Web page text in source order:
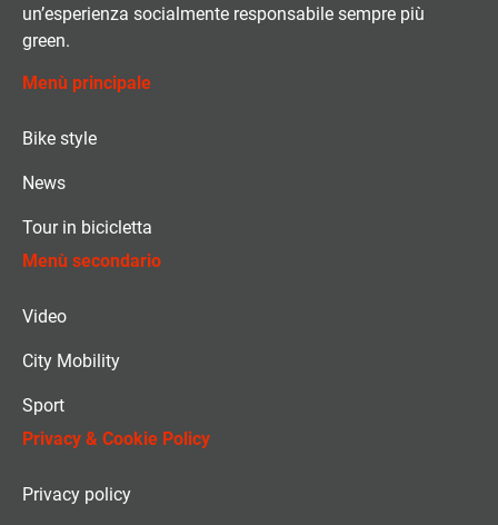
un’esperienza socialmente responsabile sempre più
green.
Menù principale
Bike style
News
Tour in bicicletta
Menù secondario
Video
City Mobility
Sport
Privacy & Cookie Policy
Privacy policy